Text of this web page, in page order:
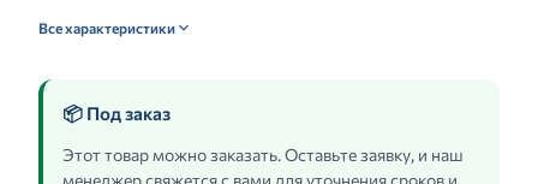
Все характеристики
📦 Под заказ
Этот товар можно заказать. Оставьте заявку, и наш
менеджер свяжется с вами для уточнения сроков и